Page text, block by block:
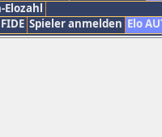
Elozahl
FIDE Spieler anmelden Elo